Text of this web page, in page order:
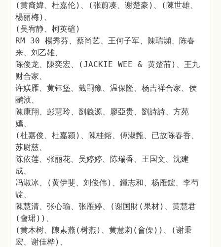
(黄裔媁、杜嘉伦)、(张蔚凑、谢楚豪)、(陳世雄、
楊丽梅)、
(吴宥静、柯英碹)
RM 30 楊秀芬、蔡尚艺、王何子军、陳瑞瀕、陈春
来、刘乙雄、
陈俊龙、陳奕宏、(JACKIE WEE & 黄楚荋)、王九
财合家、
许媄雁、黄钰堡、戴嗣豫、温保隆、杨吉祥合家、侯
鹂浈、
陳康翔、彭慧玲、劉義源、廖亞贵、劉詩詩、方苑
嫣、
(杜嘉俊、杜嘉颍)、陳桂鎔、傅淑甄、已故陈春香、
苏尉慈、
陈依莲、张丽花、吴婷婷、陈瑞香、王国文、沈建
成、
冯淑冰、(黄伊斐、刘俊伟)、鍾志和、杨雁鋐、李芍
靛、
陳慧清、张心瑜、张雁婷、(谢国財(果材)、黄慧君
(會珺))、
(黄木树、陳素燕(树燕)、黄慧莉(會傈))、(谢秉
宏、谢佳桦)、